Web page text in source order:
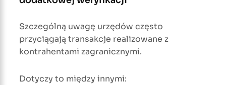
Szczególną uwagę urzędów często
przyciągają transakcje realizowane z
kontrahentami zagranicznymi.
Dotyczy to między innymi: